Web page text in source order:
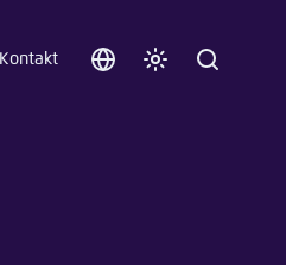
SpracheFarbschema
Suche
Kontakt